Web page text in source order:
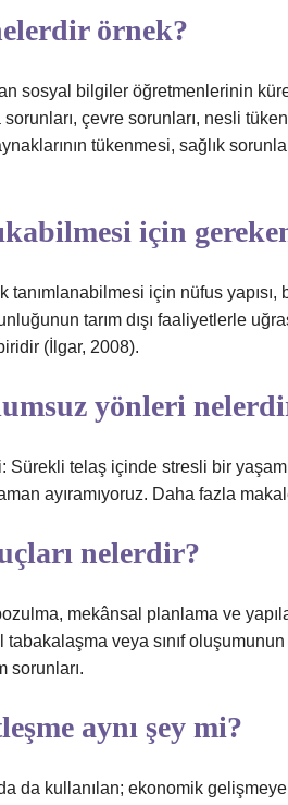
örnek?
sosyal bilgiler öğretmenlerinin
sorunları, çevre sorunları, nesli
tükenmesi, sağlık
için
tanımlanabilmesi için nüfus
tarım dışı faaliyetlerle
(İlgar, 2008).
yönleri
Sürekli telaş içinde stresli bir
ayıramıyoruz. Daha fazla
nelerdir?
mekânsal planlama ve
tabakalaşma veya sınıf
sorunları.
aynı şey mi?
da kullanılan; ekonomik